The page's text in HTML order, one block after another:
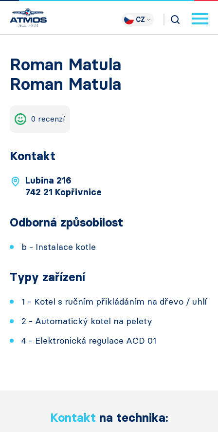
CZ
Roman Matula
Roman Matula
0 recenzí
Kontakt
Lubina 216
742 21 Kopřivnice
Odborná způsobilost
b - Instalace kotle
Typy zařízení
1 - Kotel s ručním přikládáním na dřevo / uhlí
2 - Automatický kotel na pelety
4 - Elektronická regulace ACD 01
Kontakt na technika: